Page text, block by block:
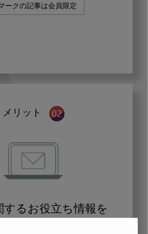
ークの記事は会員限定
メリット
するお役立ち情報を